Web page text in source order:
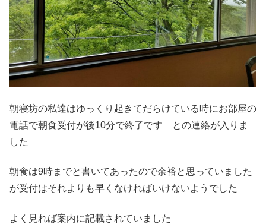
朝寝坊の私達はゆっくり起きてだらけている時にお部屋の
電話で朝食受付が後10分で終了です との連絡が入りま
した
朝食は9時までと書いてあったので余裕と思っていました
が受付はそれよりも早くなければいけないようでした
よく見れば案内に記載されていました